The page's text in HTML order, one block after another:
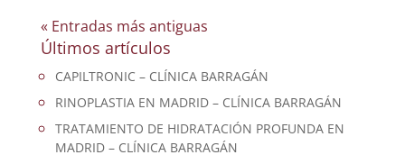
« Entradas más antiguas
Últimos artículos
CAPILTRONIC – CLÍNICA BARRAGÁN
RINOPLASTIA EN MADRID – CLÍNICA BARRAGÁN
TRATAMIENTO DE HIDRATACIÓN PROFUNDA EN
MADRID – CLÍNICA BARRAGÁN